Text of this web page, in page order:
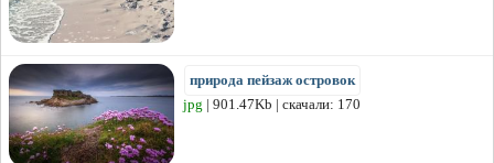
природа пейзаж островок
jpg | 901.47Kb | скачали: 170